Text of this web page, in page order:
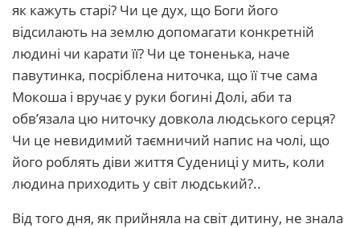
як кажуть старі? Чи це дух, що Боги його
відсилають на землю допомагати конкретній
людині чи карати її? Чи це тоненька, наче
павутинка, посріблена ниточка, що її тче сама
Мокоша і вручає у руки богині Долі, аби та
обв’язала цю ниточку довкола людського серця?
Чи це невидимий таємничий напис на чолі, що
його роблять діви життя Судениці у мить, коли
людина приходить у світ людський?..
Від того дня, як прийняла на світ дитину, не знала